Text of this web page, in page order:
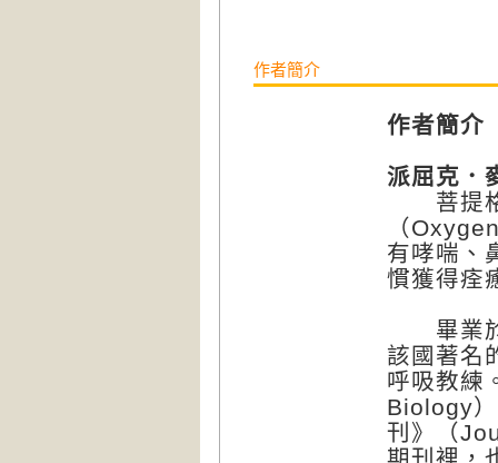
作者簡介
作者簡介
派屈克．
菩提格
（
有哮喘、
慣獲得痊
畢業於
該國著名
呼吸教練
Biology
刊》（